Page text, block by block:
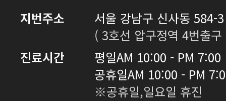
지번주소
서울 강남구 신사동 584-
( 3호선 압구정역 4번출
진료시간
평일AM 10:00 - PM 7:00
공휴일AM 10:00 - PM
※공휴일,일요일 휴진